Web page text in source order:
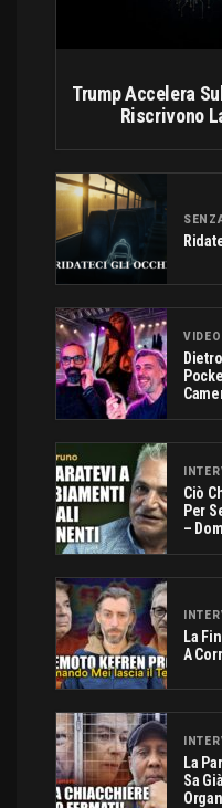
Trump Accelera
Riscrivono
VIDEO
Ciò
Per
–
La
A
La
Sa